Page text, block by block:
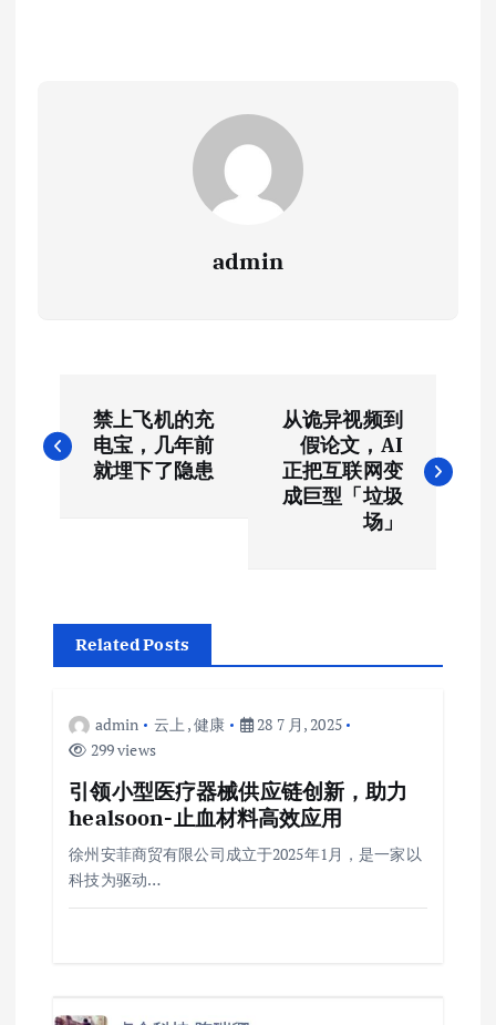
admin
章
禁上飞机的充
电宝，几年前
就埋下了隐患
从诡异视频到
假论文，AI
正把互联网变
成巨型「垃圾
场」
Related Posts
admin 云上 ,健康
28 7 月, 2025
299 views
引领小型医疗器械供应链创新，助力
healsoon-止血材料高效应用
徐州安菲商贸有限公司成立于2025年1月，是一家以
科技为驱动…